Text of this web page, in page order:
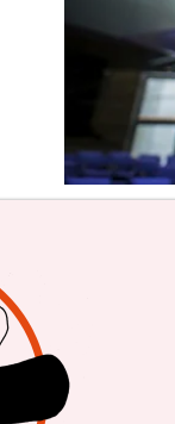
war das
andere
die Ampel!“